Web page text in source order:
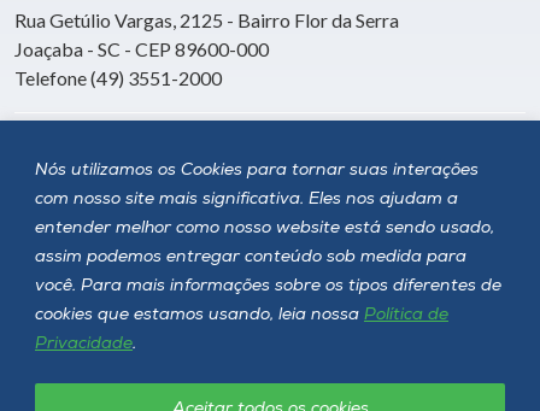
Nós utilizamos os Cookies para tornar suas interações
com nosso site mais significativa. Eles nos ajudam a
entender melhor como nosso website está sendo usado,
assim podemos entregar conteúdo sob medida para
você. Para mais informações sobre os tipos diferentes de
cookies que estamos usando, leia nossa Política de
Privacidade.
Rua Getúlio Vargas, 2125 - Bairro Flor da Serra
Joaçaba - SC - CEP 89600-000
Telefone (49) 3551-2000
Siga a Unoesc